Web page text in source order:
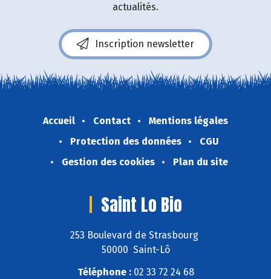
actualités.
Inscription newsletter
Accueil Contact
Mentions légales
Protection des données
CGU
Gestion des cookies
Plan du site
Saint Lo Bio
253 Boulevard de Strasbourg
50000 Saint-Lô
Téléphone :02 33 72 24 68